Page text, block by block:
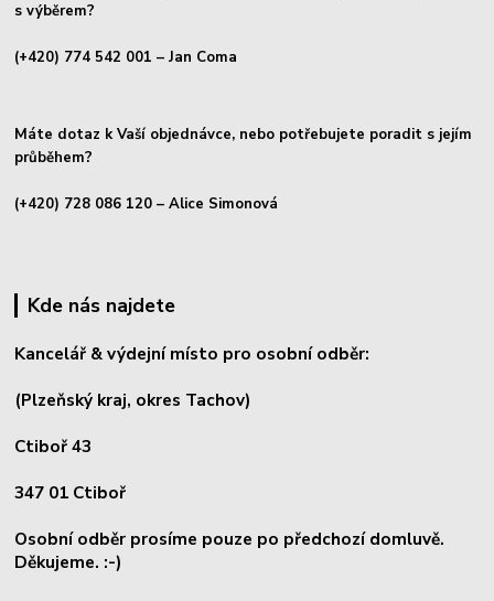
s výběrem?
(+420) 774 542 001 – Jan Coma
Máte dotaz k Vaší objednávce, nebo potřebujete poradit s jejím
průběhem?
(+420) 728 086 120 – Alice Simonová
Kde nás najdete
Kancelář & výdejní místo pro osobní odběr:
(Plzeňský kraj, okres Tachov)
Ctiboř 43
347 01 Ctiboř
Osobní odběr prosíme pouze po předchozí domluvě.
Děkujeme. :-)